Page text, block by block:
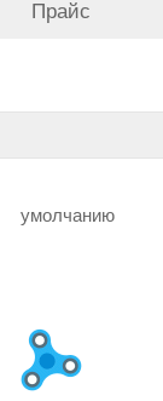
Прайс
умолчанию